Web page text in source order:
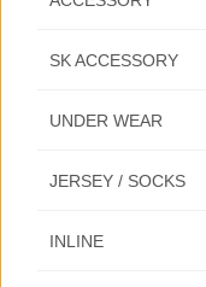
SK ACCESSORY
UNDER WEAR
JERSEY / SOCKS
INLINE